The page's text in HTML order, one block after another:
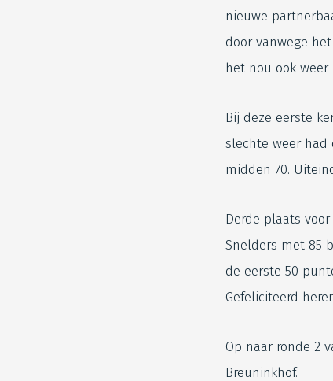
nieuwe
door vanwege
het nou ook
Bij deze eerste
slechte weer had
midden 70.
Derde plaats
Snelders met 85
de eerste 50
Gefeliciteerd
Op naar ronde 2
Breuninkhof.